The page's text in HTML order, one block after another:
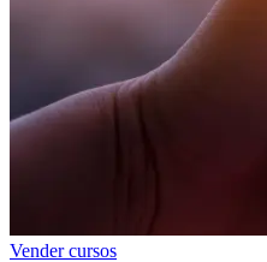
Vender cursos